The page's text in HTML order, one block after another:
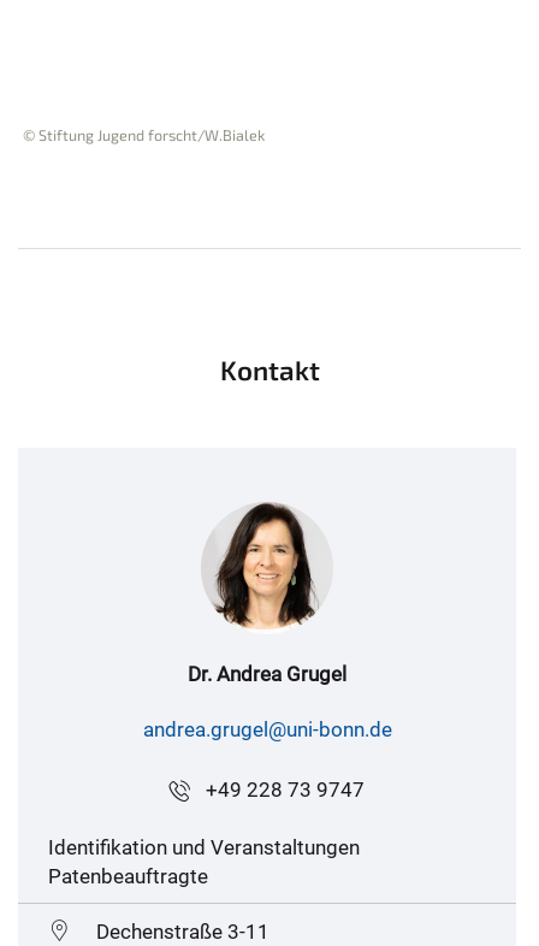
© Stiftung Jugend forscht/W.Bialek
Kontakt
Dr. Andrea Grugel
andrea.grugel@uni-bonn.de
+49 228 73 9747
Identifikation und Veranstaltungen
Patenbeauftragte
Dechenstraße 3-11